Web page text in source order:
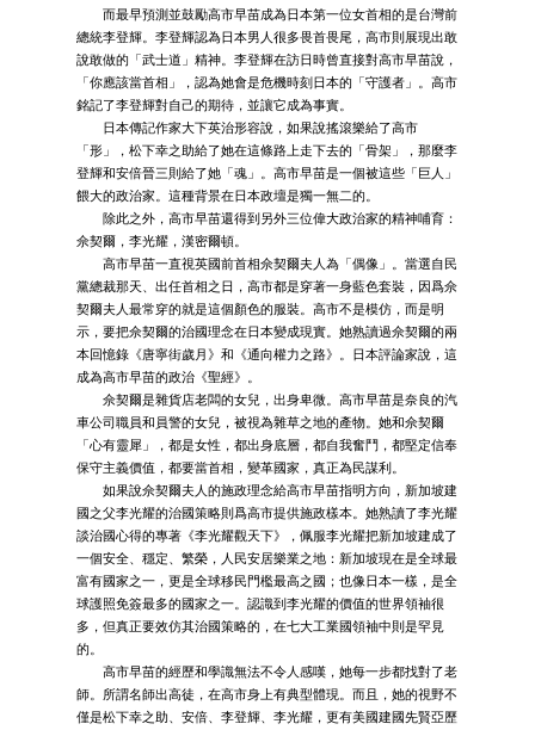
而最早預測並鼓勵高市早苗成為日本第一位女首相的是台灣前
總統李登輝。李登輝認為日本男人很多畏首畏尾，高市則展現出敢
說敢做的「武士道」精神。李登輝在訪日時曾直接對高市早苗說，
「你應該當首相」，認為她會是危機時刻日本的「守護者」。高市
銘記了李登輝對自己的期待，並讓它成為事實。
日本傳記作家大下英治形容說，如果說搖滾樂給了高市
「形」，松下幸之助給了她在這條路上走下去的「骨架」，那麼李
登輝和安倍晉三則給了她「魂」。高市早苗是一個被這些「巨人」
餵大的政治家。這種背景在日本政壇是獨一無二的。
除此之外，高市早苗還得到另外三位偉大政治家的精神哺育：
佘契爾，李光耀，漢密爾頓。
高市早苗一直視英國前首相佘契爾夫人為「偶像」。當選自民
黨總裁那天、出任首相之日，高市都是穿著一身藍色套裝，因爲佘
契爾夫人最常穿的就是這個顏色的服裝。高市不是模仿，而是明
示，要把佘契爾的治國理念在日本變成現實。她熟讀過佘契爾的兩
本回憶錄《唐寧街歲月》和《通向權力之路》。日本評論家說，這
成為高市早苗的政治《聖經》。
佘契爾是雜貨店老闆的女兒，出身卑微。高市早苗是奈良的汽
車公司職員和員警的女兒，被視為雜草之地的產物。她和佘契爾
「心有靈犀」，都是女性，都出身底層，都自我奮鬥，都堅定信奉
保守主義價值，都要當首相，變革國家，真正為民謀利。
如果說佘契爾夫人的施政理念給高市早苗指明方向，新加坡建
國之父李光耀的治國策略則爲高市提供施政樣本。她熟讀了李光耀
談治國心得的專著《李光耀觀天下》，佩服李光耀把新加坡建成了
一個安全、穩定、繁榮，人民安居樂業之地：新加坡現在是全球最
富有國家之一，更是全球移民門檻最高之國；也像日本一樣，是全
球護照免簽最多的國家之一。認識到李光耀的價值的世界領袖很
多，但真正要效仿其治國策略的，在七大工業國領袖中則是罕見
的。
高市早苗的經歷和學識無法不令人感嘆，她每一步都找對了老
師。所謂名師出高徒，在高市身上有典型體現。而且，她的視野不
僅是松下幸之助、安倍、李登輝、李光耀，更有美國建國先賢亞歷